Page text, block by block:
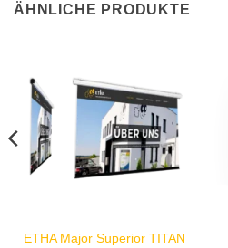
ÄHNLICHE PRODUKTE
ETHA Major Superior TITAN